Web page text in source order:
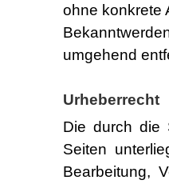
ohne konkrete
umgehend
Urheberrecht
Die durch die
Seiten
Bearbeitung,